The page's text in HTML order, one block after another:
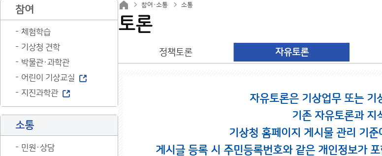
참여
체험학습
기상청 견학
박물관·과학관
어린이 기상교실
지진과학관
소통
민원·상담
참여·소통 소통
토론
정책토론 자유토론
자유토론은 기상업무 또는 기
기존 자유토론과 지
기상청 홈페이지 게시물 관리 기
게시글 등록 시 주민등록번호와 같은 개인정보가